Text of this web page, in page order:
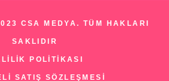
CSA MEDYA. TÜM HAKLARI
SAKLIDIR
POLITIKASI
SATIŞ SÖZLEŞMESI